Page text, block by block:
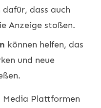
dass auch
Anzeige stoßen.
können helfen, das
und neue
Media Plattformen